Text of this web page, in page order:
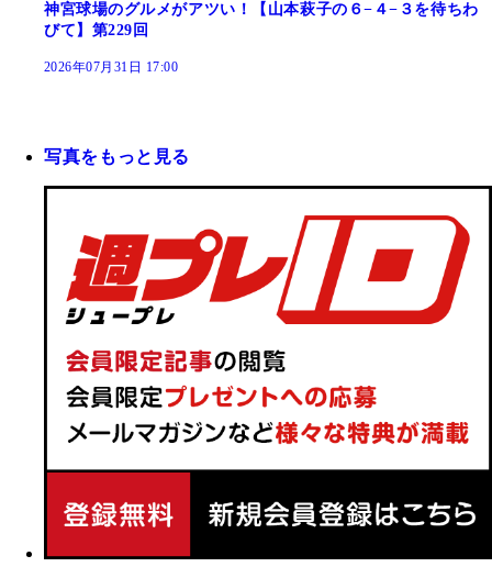
神宮球場のグルメがアツい！【山本萩子の６−４−３を待ちわ
びて】第229回
2026年07月31日 17:00
写真をもっと見る